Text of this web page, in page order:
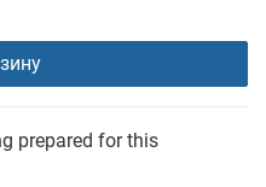
prepared for this